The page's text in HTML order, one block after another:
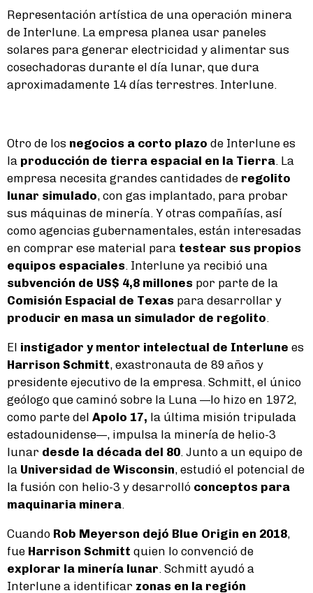
Representación artística de una operación minera
de Interlune. La empresa planea usar paneles
solares para generar electricidad y alimentar sus
cosechadoras durante el día lunar, que dura
aproximadamente 14 días terrestres. Interlune.
Otro de los negocios a corto plazo de Interlune es
la producción de tierra espacial en la Tierra . La
empresa necesita grandes cantidades de regolito
lunar simulado, con gas implantado, para probar
sus máquinas de minería. Y otras compañías, así
como agencias gubernamentales, están interesadas
en comprar ese material para testear sus propios
equipos espaciales . Interlune ya recibió una
subvención de US$ 4,8 millones por parte de la
Comisión Espacial de Texas para desarrollar y
producir en masa un simulador de regolito
El instigador y mentor intelectual de Interlune es
Harrison Schmitt, exastronauta de 89 años y
presidente ejecutivo de la empresa. Schmitt, el único
geólogo que caminó sobre la Luna —lo hizo en 1972,
como parte del Apolo 17, la última misión tripulada
estadounidense—, impulsa la minería de helio-3
lunar desde la década del 80 . Junto a un equipo de
la Universidad de Wisconsin, estudió el potencial de
la fusión con helio-3 y desarrolló conceptos para
maquinaria minera
Cuando Rob Meyerson dejó Blue Origin en 2018,
fue Harrison Schmitt quien lo convenció de
explorar la minería lunar . Schmitt ayudó a
Interlune a identificar zonas en la región